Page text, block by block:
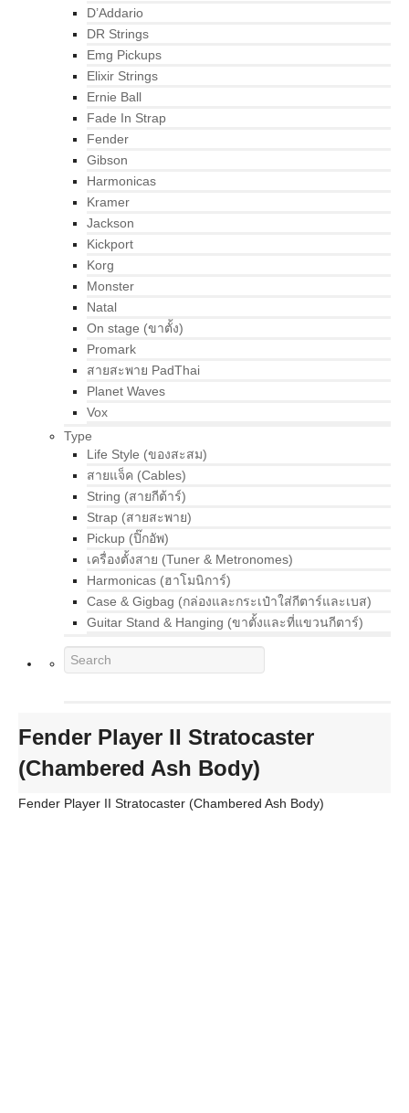
D’Addario
DR Strings
Emg Pickups
Elixir Strings
Ernie Ball
Fade In Strap
Fender
Gibson
Harmonicas
Kramer
Jackson
Kickport
Korg
Monster
Natal
On stage (ขาตั้ง)
Promark
สายสะพาย PadThai
Planet Waves
Vox
Type
Life Style (ของสะสม)
สายแจ็ค (Cables)
String (สายกีต้าร์)
Strap (สายสะพาย)
Pickup (ปิ๊กอัพ)
เครื่องตั้งสาย (Tuner & Metronomes)
Harmonicas (ฮาโมนิการ์)
Case & Gigbag (กล่องและกระเป๋าใส่กีตาร์และเบส)
Guitar Stand & Hanging (ขาตั้งและที่แขวนกีตาร์)
Fender Player II Stratocaster
(Chambered Ash Body)
Fender Player II Stratocaster (Chambered Ash Body)